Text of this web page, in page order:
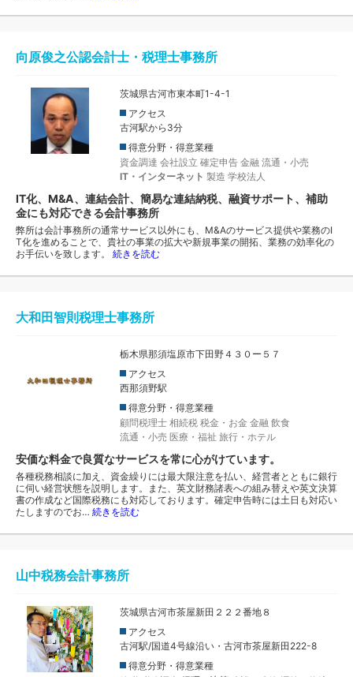
向原俊之公認会計士・税理士事務所
茨城県古河市東本町1-4-1
アクセス
古河駅から3分
得意分野・得意業種
資金調達 会社設立 確定申告 金融 流通・小売
IT・インターネット 製造 学校法人
IT化、M&A、連結会計、簡易な連結納税、融資サポート、補助
金にも対応できる会計事務所
弊所は会計事務所の通常サービス以外にも、M&Aのサービス提供や業務のI
T化を進めることで、貴社の事業の拡大や新規事業の開拓、業務の効率化の
お手伝いを致します。 続きを読む
大和田智則税理士事務所
栃木県那須塩原市下田野４３０ー５７
アクセス
西那須野駅
得意分野・得意業種
顧問税理士 相続税 税金・お金 金融 飲食
流通・小売 医療・福祉 旅行・ホテル
安価な料金で良質なサービスを常に心がけています。
各種税務相談に加え、資金繰りには最大限注意を払い、経営者とともに銀行
に伺い経営状態を説明します。また、英文財務諸表への組み替えや英文決算
書の作成など国際税務にも対応しております。確定申告時には土日も対応い
たしますのでお… 続きを読む
山中税務会計事務所
茨城県古河市茶屋新田２２２番地８
アクセス
古河駅/国道4号線沿い・古河市茶屋新田222-8
得意分野・得意業種